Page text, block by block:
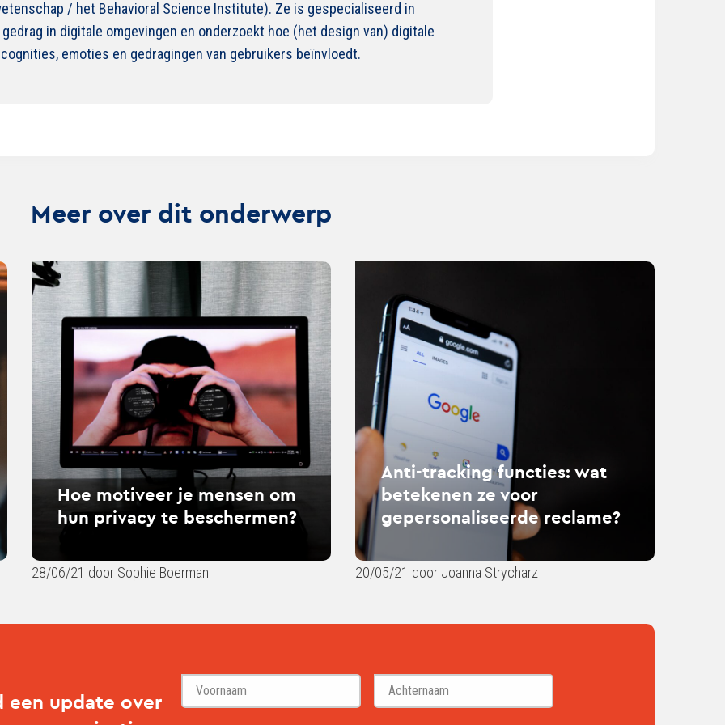
/ het Behavioral Science Institute). Ze is gespecialiseerd in
in digitale omgevingen en onderzoekt hoe (het design van) digitale
emoties en gedragingen van gebruikers beïnvloedt.
Meer over dit onderwerp
Hoe motiveer je mensen om
hun privacy te beschermen?
28/06/21 door Sophie Boerman
Lees
verder
Hoe
motiveer
mensen
om
hun
beschermen?
Anti-tracking functies: wat
betekenen ze voor
gepersonaliseerde reclame?
20/05/21 door Joanna Strycharz
tracking
functies:
betekenen
voor
gepersonaliseerde
reclame?
een update over